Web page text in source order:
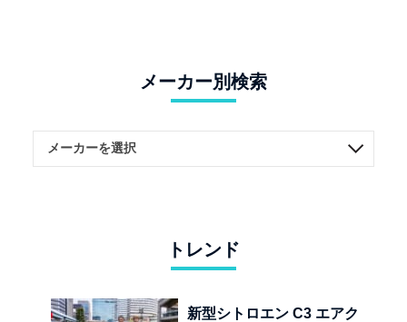
メーカー別検索
トレンド
新型シトロエン C3 エアク